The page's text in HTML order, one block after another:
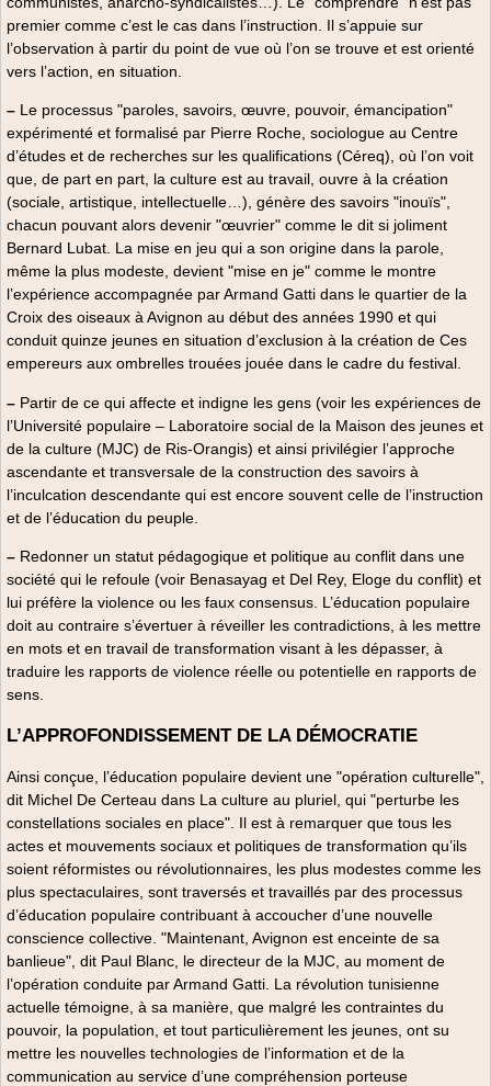
premier comme c’est le cas dans l’instruction. Il s’appuie sur
l’observation à partir du point de vue où l’on se trouve et est orienté
vers l’action, en situation.
– Le processus "paroles, savoirs, œuvre, pouvoir, émancipation"
expérimenté et formalisé par Pierre Roche, sociologue au Centre
d’études et de recherches sur les qualifications (Céreq), où l’on voit
que, de part en part, la culture est au travail, ouvre à la création
(sociale, artistique, intellectuelle…), génère des savoirs "inouïs",
chacun pouvant alors devenir "œuvrier" comme le dit si joliment
Bernard Lubat. La mise en jeu qui a son origine dans la parole,
même la plus modeste, devient "mise en je" comme le montre
l’expérience accompagnée par Armand Gatti dans le quartier de la
Croix des oiseaux à Avignon au début des années 1990 et qui
conduit quinze jeunes en situation d’exclusion à la création de Ces
empereurs aux ombrelles trouées jouée dans le cadre du festival.
– Partir de ce qui affecte et indigne les gens (voir les expériences de
l’Université populaire – Laboratoire social de la Maison des jeunes et
de la culture (MJC) de Ris-Orangis) et ainsi privilégier l’approche
ascendante et transversale de la construction des savoirs à
l’inculcation descendante qui est encore souvent celle de l’instruction
et de l’éducation du peuple.
– Redonner un statut pédagogique et politique au conflit dans une
société qui le refoule (voir Benasayag et Del Rey, Eloge du conflit) et
lui préfère la violence ou les faux consensus. L’éducation populaire
doit au contraire s’évertuer à réveiller les contradictions, à les mettre
en mots et en travail de transformation visant à les dépasser, à
traduire les rapports de violence réelle ou potentielle en rapports de
sens.
L’APPROFONDISSEMENT DE LA DÉMOCRATIE
Ainsi conçue, l’éducation populaire devient une "opération culturelle",
dit Michel De Certeau dans La culture au pluriel, qui "perturbe les
constellations sociales en place". Il est à remarquer que tous les
actes et mouvements sociaux et politiques de transformation qu’ils
soient réformistes ou révolutionnaires, les plus modestes comme les
plus spectaculaires, sont traversés et travaillés par des processus
d’éducation populaire contribuant à accoucher d’une nouvelle
conscience collective. "Maintenant, Avignon est enceinte de sa
banlieue", dit Paul Blanc, le directeur de la MJC, au moment de
l’opération conduite par Armand Gatti. La révolution tunisienne
actuelle témoigne, à sa manière, que malgré les contraintes du
pouvoir, la population, et tout particulièrement les jeunes, ont su
mettre les nouvelles technologies de l’information et de la
communication au service d’une compréhension porteuse